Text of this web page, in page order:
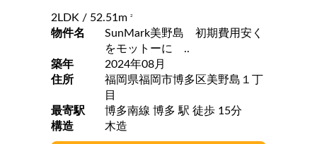
2LDK / 52.51m 2
物件名
SunMark美野島 初期費用安く
をモットーに ..
築年
2024年08月
住所
福岡県福岡市博多区美野島１丁
目
最寄駅
博多南線 博多 駅 徒歩 15分
構造
木造